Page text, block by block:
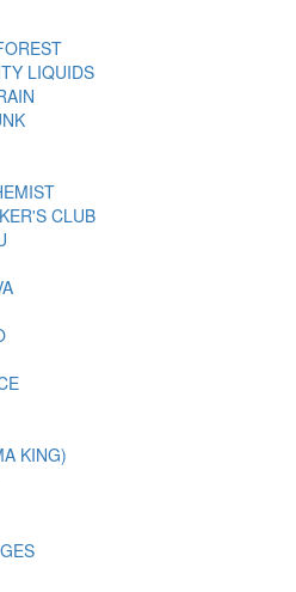
LIQUIDS
CLUB
KING)